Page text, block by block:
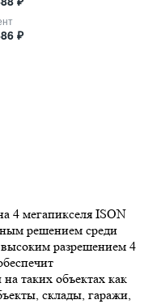
₽
4 мегапикселя ISON
решением среди
разрешением 4
таких объектах как
склады, гаражи,